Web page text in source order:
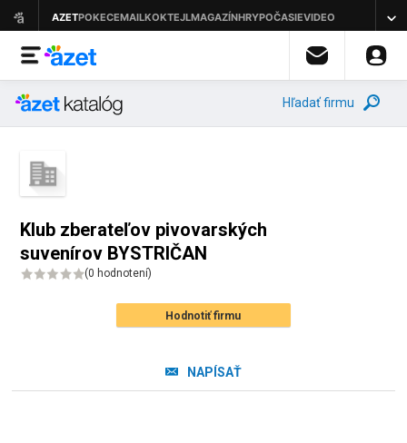
Hľadať firmu
Klub zberateľov pivovarských
suvenírov BYSTRIČAN
(0 hodnotení)
Hodnotiť firmu
NAPÍSAŤ